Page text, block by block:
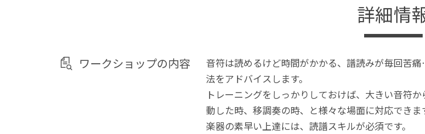
詳細情
ワークショップの内容
音符は読めるけど時間がかかる、譜読みが毎回苦
法をアドバイスします。
トレーニングをしっかりしておけば、大きい音符
動した時、移調奏の時、と様々な場面に対応できま
楽器の素早い上達には、読譜スキルが必須です。